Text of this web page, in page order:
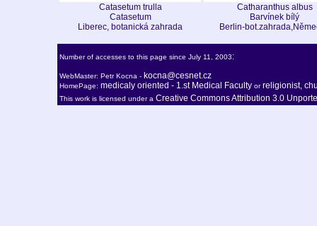
Catasetum trulla
Catasetum
Liberec, botanická zahrada
Catharanthus albus
Barvínek bílý
Berlin-
Number of accesses to this page since July 11, 2003:
WebMaster: Petr Kocna - kocna@cesnet.cz
HomePage: medicaly oriented - 1.st Medical Faculty orreligionist,
This work is licensed under a Creative Commons Attribution 3.0